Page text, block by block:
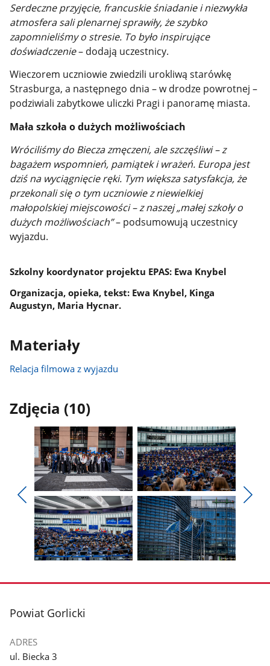
Serdeczne przyjęcie, francuskie śniadanie i niezwykła
atmosfera sali plenarnej sprawiły, że szybko
zapomnieliśmy o stresie. To było inspirujące
doświadczenie– dodają uczestnicy.
Wieczorem uczniowie zwiedzili urokliwą starówkę
Strasburga, a następnego dnia – w drodze powrotnej –
podziwiali zabytkowe uliczki Pragi i panoramę miasta.
Mała szkoła o dużych możliwościach
Wróciliśmy do Biecza zmęczeni, ale szczęśliwi – z
bagażem wspomnień, pamiątek i wrażeń. Europa jest
dziś na wyciągnięcie ręki. Tym większa satysfakcja, że
przekonali się o tym uczniowie z niewielkiej
małopolskiej miejscowości – z naszej „małej szkoły o
dużych możliwościach”– podsumowują uczestnicy
wyjazdu.
Szkolny koordynator projektu EPAS: Ewa Knybel
Organizacja, opieka, tekst: Ewa Knybel, Kinga
Augustyn, Maria Hycnar.
Materiały
Relacja filmowa z wyjazdu
Zdjęcia (10)
Pokaż
poprzednie
zdjęcia
Pokaż
zdjęcie
1
z
galerii.
Pokaż
zdjęcie
2
z
galerii.
galerii.
stopka
Powiat Gorlicki
ADRES
ul. Biecka 3